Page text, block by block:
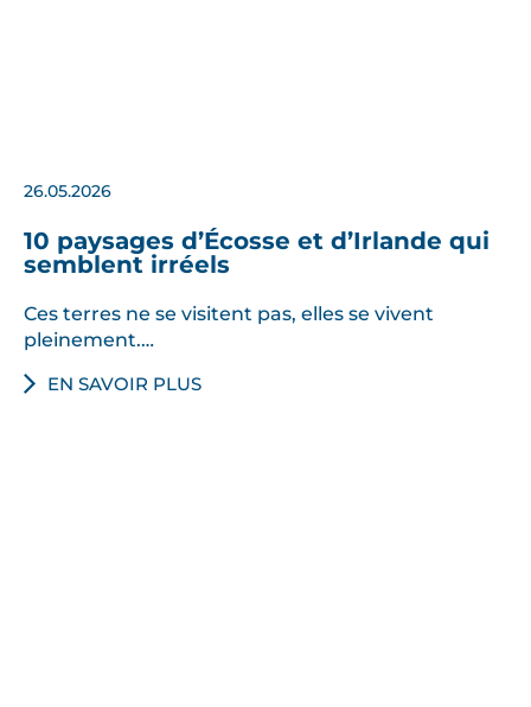
26.05.2026
10 paysages d’Écosse et d’Irlande qui
semblent irréels
Ces terres ne se visitent pas, elles se vivent
pleinement.…
EN SAVOIR PLUS